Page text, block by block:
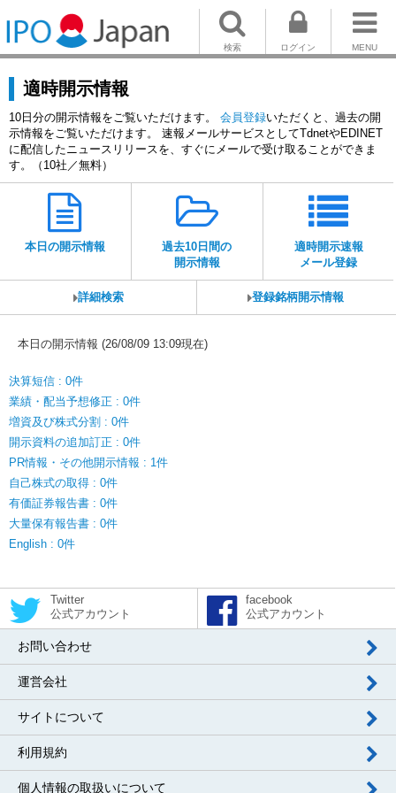
MENU
ログイン
検索
適時開示情報
10日分の開示情報をご覧いただけます。 会員登録いただくと、過去の開
示情報をご覧いただけます。 速報メールサービスとしてTdnetやEDINET
に配信したニュースリリースを、すぐにメールで受け取ることができま
す。（10社／無料）
本日の開示情報
過去10日間の
開示情報
適時開示速報
メール登録
詳細検索 登録銘柄開示情報
本日の開示情報 (26/08/09 13:09現在)
決算短信 : 0件
業績・配当予想修正 : 0件
増資及び株式分割 : 0件
開示資料の追加訂正 : 0件
PR情報・その他開示情報 : 1件
自己株式の取得 : 0件
有価証券報告書 : 0件
大量保有報告書 : 0件
English : 0件
Twitter
公式アカウント
facebook
公式アカウント
お問い合わせ
運営会社
サイトについて
利用規約
個人情報の取扱いについて